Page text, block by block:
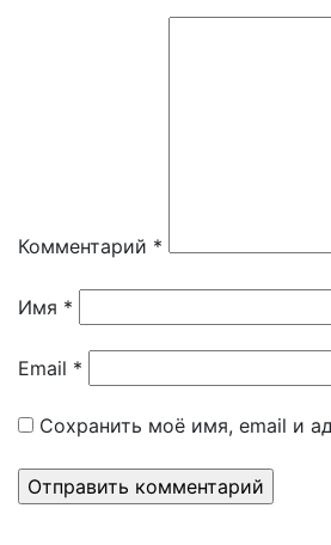
Комментарий *
Имя *
Email *
Сохранить моё имя, email и